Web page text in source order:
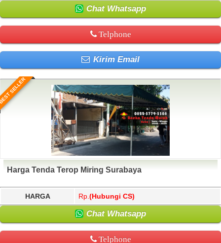
Chat Whatsapp
Telphone
Kirim Email
SELLER
Harga Tenda Terop Miring Surabaya
HARGA Rp. (Hubungi CS)
Chat Whatsapp
Telphone